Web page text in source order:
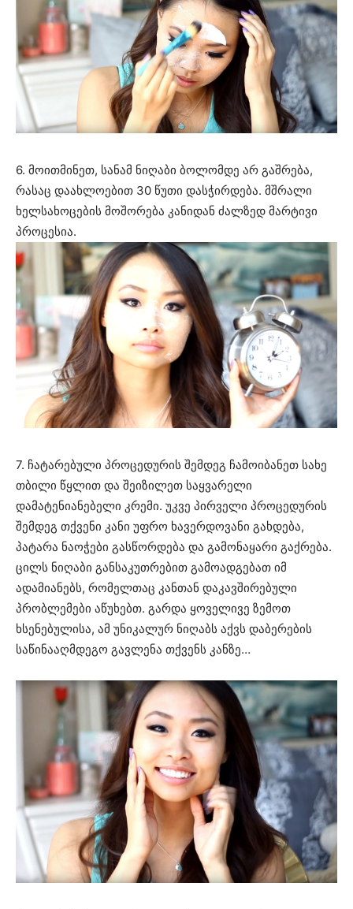
6. მოითმინეთ, სანამ ნიღაბი ბოლომდე არ გაშრება,
რასაც დაახლოებით 30 წუთი დასჭირდება. მშრალი
ხელსახოცების მოშორება კანიდან ძალზედ მარტივი
პროცესია.
7. ჩატარებული პროცედურის შემდეგ ჩამოიბანეთ სახე
თბილი წყლით და შეიზილეთ საყვარელი
დამატენიანებელი კრემი. უკვე პირველი პროცედურის
შემდეგ თქვენი კანი უფრო ხავერდოვანი გახდება,
პატარა ნაოჭები გასწორდება და გამონაყარი გაქრება.
ცილს ნიღაბი განსაკუთრებით გამოადგებათ იმ
ადამიანებს, რომელთაც კანთან დაკავშირებული
პრობლემები აწუხებთ. გარდა ყოველივე ზემოთ
ხსენებულისა, ამ უნიკალურ ნიღაბს აქვს დაბერების
საწინააღმდეგო გავლენა თქვენს კანზე…